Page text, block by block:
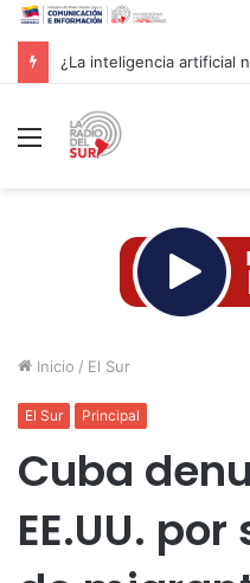
Menú
Inicio / El Sur
El Sur Principal
Cuba
EE.UU.